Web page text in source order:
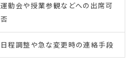
運動会や授業参観などへの出席可
否
日程調整や急な変更時の連絡手段